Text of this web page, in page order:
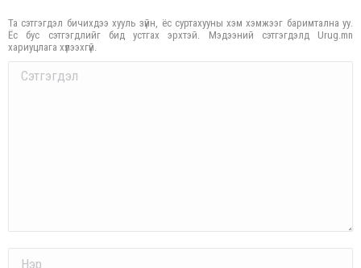
Та сэтгэгдэл бичихдээ хууль зүйн, ёс суртахууны хэм хэмжээг баримтална уу.
Ёс бус сэтгэгдлийг бид устгах эрхтэй. Мэдээний сэтгэгдэлд Urug.mn
хариуцлага хүлээхгүй.
Comment